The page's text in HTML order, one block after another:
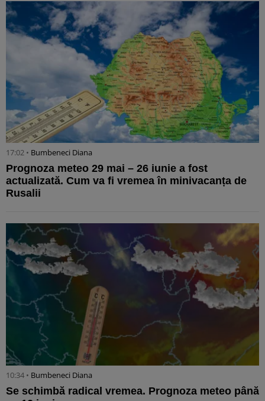
17:02 • Bumbeneci Diana
Prognoza meteo 29 mai – 26 iunie a fost
actualizată. Cum va fi vremea în minivacanța de
Rusalii
10:34 • Bumbeneci Diana
Se schimbă radical vremea. Prognoza meteo până